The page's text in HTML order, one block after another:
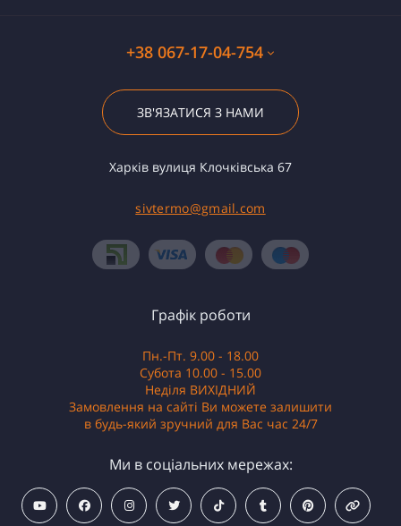
+38 067-17-04-754
ЗВ'ЯЗАТИСЯ З НАМИ
Харків вулиця Клочківська 67
sivtermo@gmail.com
Графік роботи
Пн.-Пт. 9.00 - 18.00
Субота 10.00 - 15.00
Неділя ВИХІДНИЙ
Замовлення на сайті Ви можете залишити
в будь-який зручний для Вас час 24/7
Ми в соціальних мережах: